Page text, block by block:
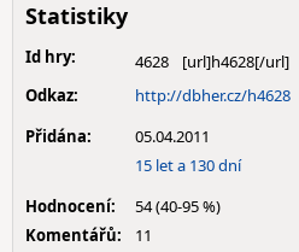
Statistiky
Id hry:
4628
Odkaz:
http://dbher.cz/h4628
Přidána:
05.04.2011
15 let a 130 dní
Hodnocení:
54 (40-95 %)
Komentářů:
11